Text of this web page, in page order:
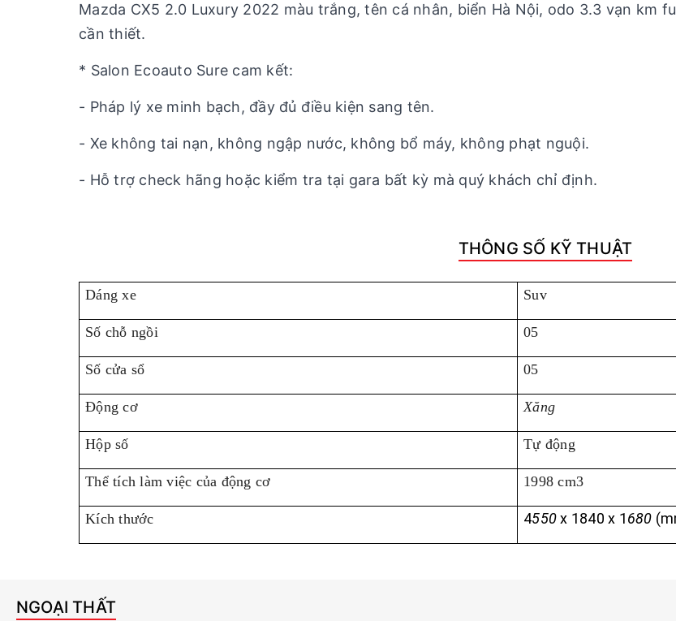
Mazda CX5 2.0 Luxury 2022 màu trắng, tên cá nhân, biển Hà Nội, odo 3.3 vạn km
cần thiết.
* Salon Ecoauto Sure cam kết:
- Pháp lý xe minh bạch, đầy đủ điều kiện sang tên.
- Xe không tai nạn, không ngập nước, không bổ máy, không phạt nguội.
- Hỗ trợ check hãng hoặc kiểm tra tại gara bất kỳ mà quý khách chỉ định.
THÔNG SỐ KỸ THUẬT
Dáng xe Suv
Số chỗ ngồi 05
Số cửa sổ 05
Động cơ Xăng
Hộp số Tự động
Thể tích làm việc của động cơ 1998 cm3
Kích thước 4550x 1840 x 1680
NGOẠI THẤT